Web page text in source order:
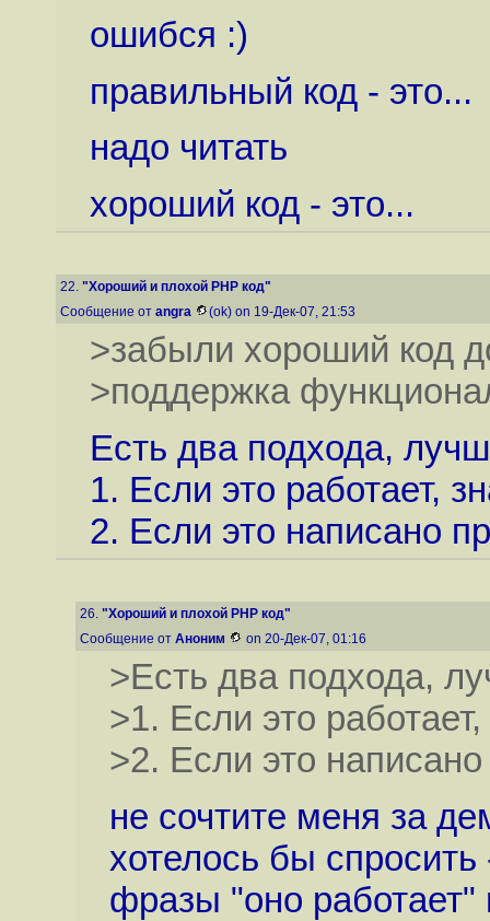
ошибся :)
правильный код - это...
надо читать
хороший код - это...
22. "Хороший и плохой PHP код"
Сообщение от angra (ok) on 19-Дек-07, 21:53
>забыли хороший код
>поддержка
Есть два подхода,
1. Если это работает,
2. Если это написано
26. "Хороший и плохой PHP код"
Сообщение от Аноним on 20-Дек-07, 01:16
>Есть два подхода,
>1. Если это
>2. Если это
не сочтите меня за
хотелось бы
фразы "оно работает"